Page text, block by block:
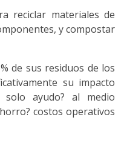
reciclar materiales de
y compostar
de sus residuos de los
su impacto
solo ayudo? al medio
costos operativos